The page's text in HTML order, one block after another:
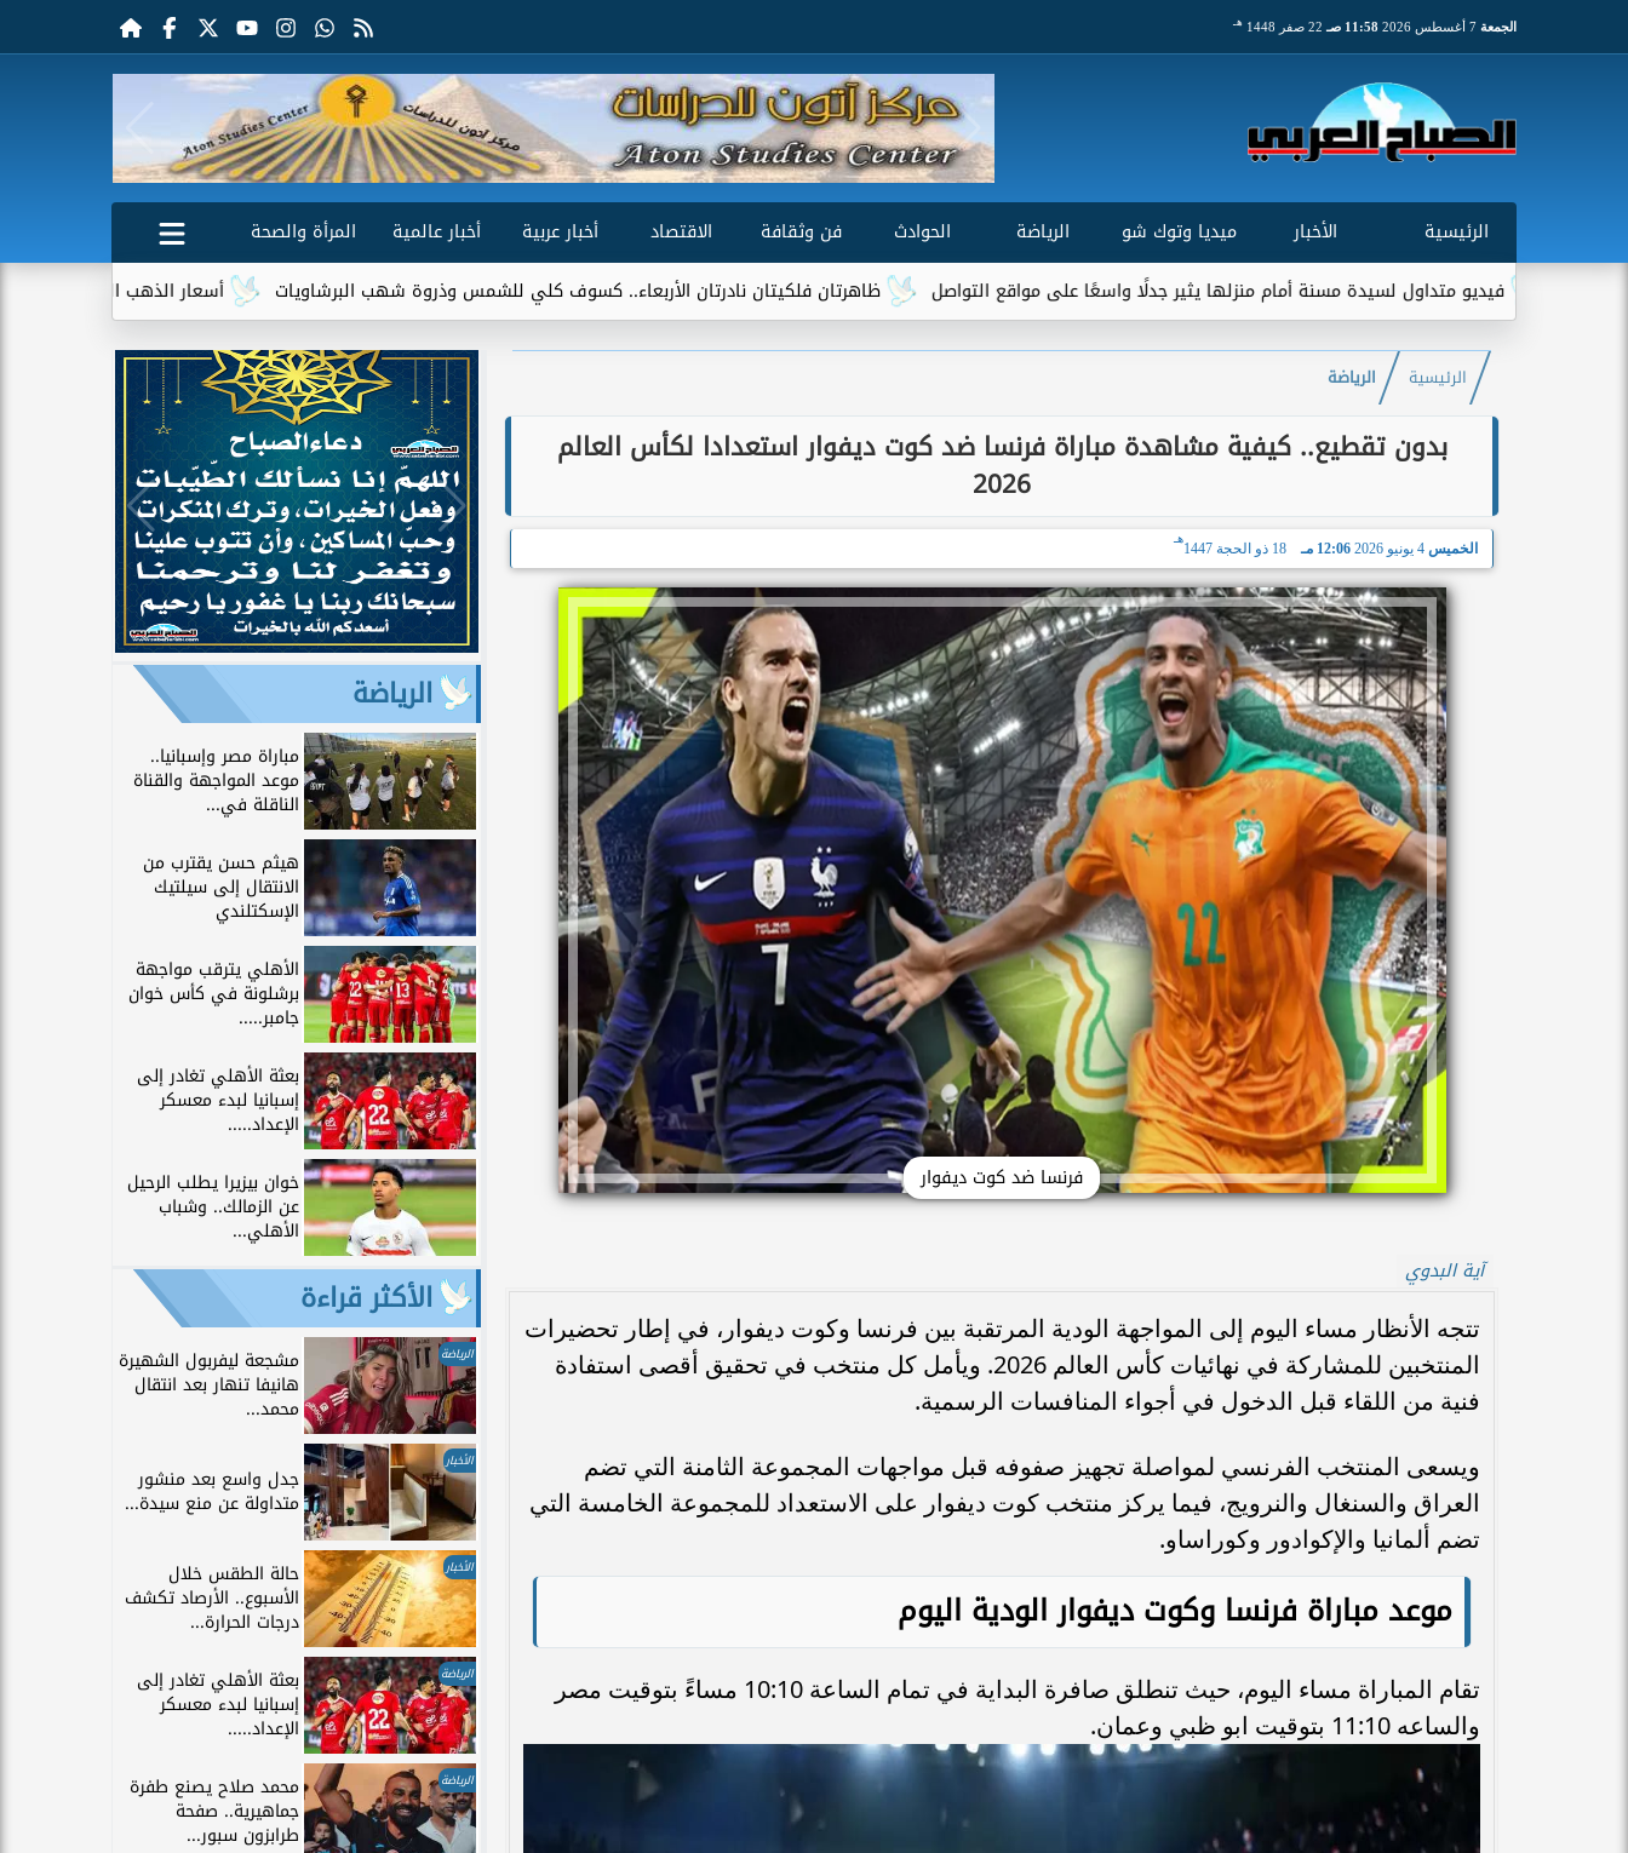
الجمعة 11:58 صـ 22 صفر 1448 هـ
الرئيسية الأخبار ميديا وتوك شو الرياضة الحوادث فن وثقافة الاقتصاد أخبار عربية أخبار عالمية
المرأة والصحة
أسعار الذهب اليوم الجمعة 7 أغسطس 2026.. عيار 21 يسجل 5980 جنيهًا
ظاهرتان فلكيتان نادرتان الأربعاء.. كسوف كلي للشمس وذروة شهب البرشاويات متداول لسيدة مسنة أمام منزلها يثير جدلًا واسعًا على مواقع التواصل
الرئيسية الرياضة
بدون تقطيع.. كيفية مشاهدة مباراة فرنسا ضد كوت ديفوار استعدادا لكأس العالم
2026
الخميس 4 يونيو 2026 12:06 مـ 18 ذو الحجة 1447
هـ
فرنسا ضد كوت ديفوار
آية البدوي
تتجه الأنظار مساء اليوم إلى المواجهة الودية المرتقبة بين فرنسا وكوت ديفوار، في إطار تحضيرات
المنتخبين للمشاركة في نهائيات كأس العالم 2026. ويأمل كل منتخب في تحقيق أقصى استفادة
فنية من اللقاء قبل الدخول في أجواء المنافسات الرسمية.
ويسعى المنتخب الفرنسي لمواصلة تجهيز صفوفه قبل مواجهات المجموعة الثامنة التي تضم
العراق والسنغال والنرويج، فيما يركز منتخب كوت ديفوار على الاستعداد للمجموعة الخامسة التي
تضم ألمانيا والإكوادور وكوراساو.
موعد مباراة فرنسا وكوت ديفوار الودية اليوم
تقام المباراة مساء اليوم، حيث تنطلق صافرة البداية في تمام الساعة 10:10 مساءً بتوقيت مصر
والساعه 11:10 بتوقيت ابو ظبي وعمان.
الرياضة
مباراة مصر وإسبانيا..
موعد المواجهة والقناة
الناقلة في...
هيثم حسن يقترب من
الانتقال إلى سيلتيك
الإسكتلندي
الأهلي يترقب مواجهة
برشلونة في كأس خوان
جامبر.....
بعثة الأهلي تغادر إلى
إسبانيا لبدء معسكر
الإعداد.....
خوان بيزيرا يطلب الرحيل
عن الزمالك.. وشباب
الأهلي...
الأكثر قراءة
الرياضة مشجعة ليفربول الشهيرة
هانيفا تنهار بعد انتقال
محمد...
الأخبار
جدل واسع بعد منشور
متداولة عن منع سيدة...
الأخبار حالة الطقس خلال
الأسبوع.. الأرصاد تكشف
درجات الحرارة...
الرياضة بعثة الأهلي تغادر إلى
إسبانيا لبدء معسكر
الإعداد.....
الرياضة محمد صلاح يصنع طفرة
جماهيرية.. صفحة
طرابزون سبور...